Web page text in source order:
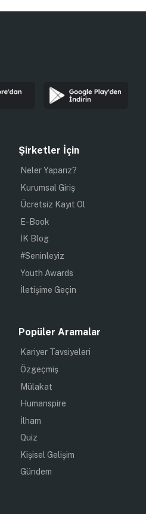
Şirketler İçin
Neler Yaparız?
Kurumsal Giriş
Ücretsiz Kayıt Ol
E-Book
İK Blog
#Seninleyiz
Youth Awards
İletişime Geçin
Popüler Aramalar
Kariyer Tavsiyeleri
Özgeçmiş
Mülakat
Humanspire
İlham
Quiz
Kişisel Gelişim
Gündem